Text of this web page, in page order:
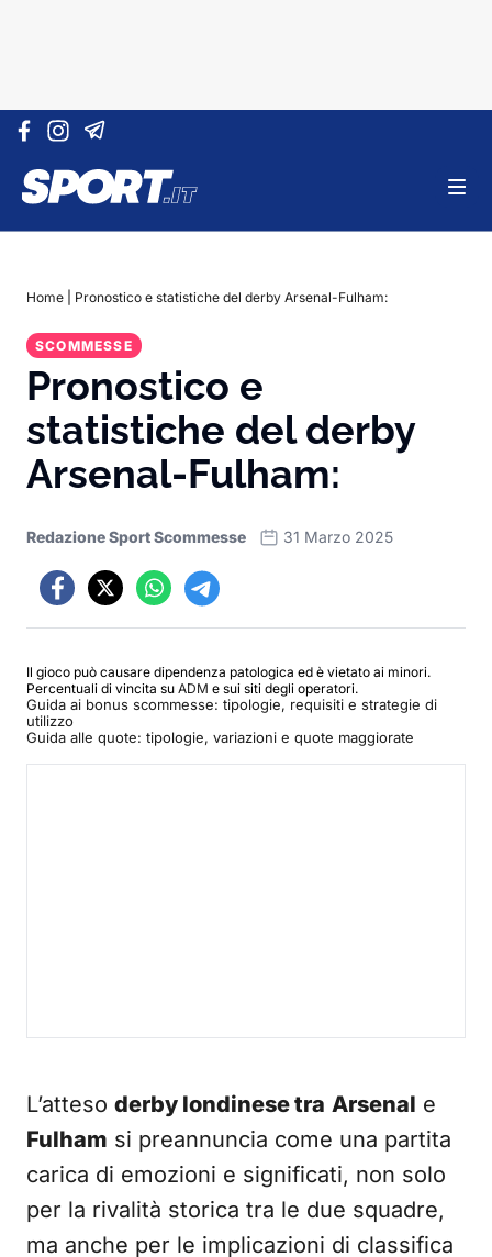
Vai al contenuto
Home Pronostico e statistiche del derby Arsenal-Fulham:
SCOMMESSE
Pronostico e
statistiche del derby
Arsenal-Fulham:
Redazione Sport Scommesse 31 Marzo 2025
Il gioco può causare dipendenza patologica ed è vietato ai minori.
Percentuali di vincita su ADM e sui siti degli operatori.
Guida ai bonus scommesse: tipologie, requisiti e strategie di
utilizzo
Guida alle quote: tipologie, variazioni e quote maggiorate
L’atteso derby londinese tra Arsenal e
Fulham si preannuncia come una partita
carica di emozioni e significati, non solo
per la rivalità storica tra le due squadre,
ma anche per le implicazioni di classifica